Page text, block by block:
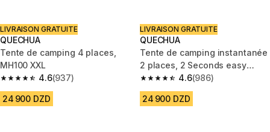
LIVRAISON GRATUITE
QUECHUA
Tente de camping 4 places,
MH100 XXL
4.6
4.6 out of 5 stars from 937 reviews
(937)
24 900 DZD
LIVRAISON GRATUITE
QUECHUA
Tente de camping instantanée
2 places, 2 Seconds easy
Fresh & Black
4.6
4.6 out of 5 stars from 986
(986)
24 900 DZD